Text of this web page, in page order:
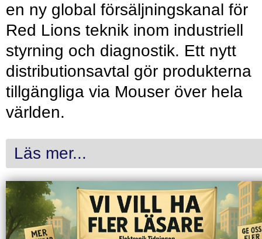
en ny global försäljningskanal för
Red Lions teknik inom industriell
styrning och diagnostik. Ett nytt
distributionsavtal gör produkterna
tillgängliga via Mouser över hela
världen.
Läs mer...